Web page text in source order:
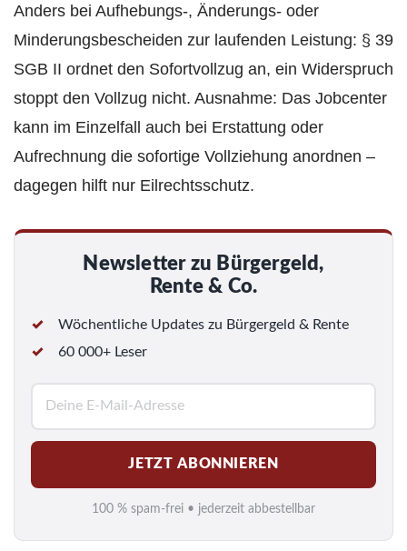
Anders bei Aufhebungs-, Änderungs- oder
Minderungsbescheiden zur laufenden Leistung: § 39
SGB II ordnet den Sofortvollzug an, ein Widerspruch
stoppt den Vollzug nicht. Ausnahme: Das Jobcenter
kann im Einzelfall auch bei Erstattung oder
Aufrechnung die sofortige Vollziehung anordnen –
dagegen hilft nur Eilrechtsschutz.
Newsletter zu Bürgergeld,
Rente & Co.
Wöchentliche Updates zu Bürgergeld & Rente
60 000+ Leser
M
a
i
l
*
JETZT ABONNIEREN
100 % spam-frei • jederzeit abbestellbar